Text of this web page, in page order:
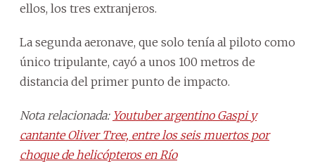
ellos, los tres extranjeros.
La segunda aeronave, que solo tenía al piloto como
único tripulante, cayó a unos 100 metros de
distancia del primer punto de impacto.
Nota relacionada: Youtuber argentino Gaspi y
cantante Oliver Tree, entre los seis muertos por
choque de helicópteros en Río